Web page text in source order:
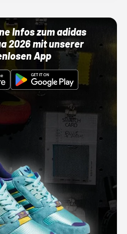
Infos zum adidas
2026 mit unserer
App